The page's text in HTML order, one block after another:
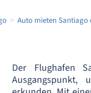
Auto mieten Santiago
Der Flughafen